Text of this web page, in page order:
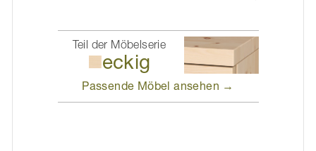
Teil der Möbelserie
eckig
Passende Möbelansehen →